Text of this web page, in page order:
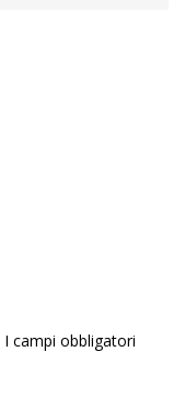
I campi obbligatori